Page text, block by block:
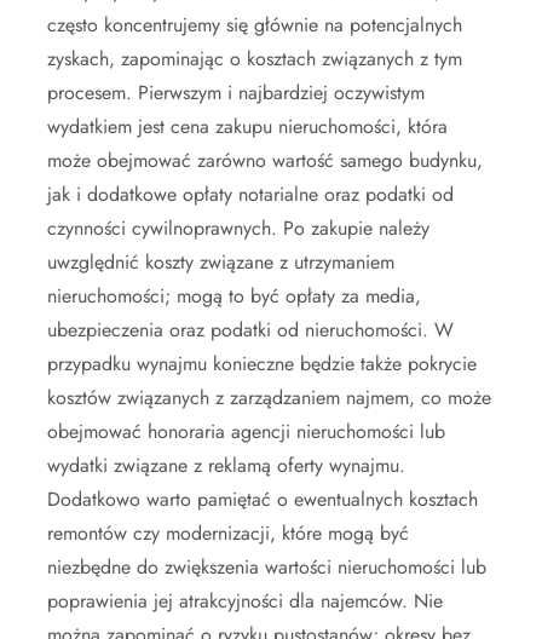
często koncentrujemy się głównie na potencjalnych
zyskach, zapominając o kosztach związanych z tym
procesem. Pierwszym i najbardziej oczywistym
wydatkiem jest cena zakupu nieruchomości, która
może obejmować zarówno wartość samego budynku,
jak i dodatkowe opłaty notarialne oraz podatki od
czynności cywilnoprawnych. Po zakupie należy
uwzględnić koszty związane z utrzymaniem
nieruchomości; mogą to być opłaty za media,
ubezpieczenia oraz podatki od nieruchomości. W
przypadku wynajmu konieczne będzie także pokrycie
kosztów związanych z zarządzaniem najmem, co może
obejmować honoraria agencji nieruchomości lub
wydatki związane z reklamą oferty wynajmu.
Dodatkowo warto pamiętać o ewentualnych kosztach
remontów czy modernizacji, które mogą być
niezbędne do zwiększenia wartości nieruchomości lub
poprawienia jej atrakcyjności dla najemców. Nie